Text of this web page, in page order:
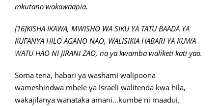
mkutano wakawaapia.
[16]KISHA IKAWA, MWISHO WA SIKU YA TATU BAADA YA
KUFANYA HILO AGANO NAO, WALISIKIA HABARI YA KUWA
WATU HAO NI JIRANI ZAO, na ya kwamba waliketi kati yao.
Soma tena, habari ya washami walipoona
wameshindwa mbele ya Israeli walitenda kwa hila,
wakajifanya wanataka amani…kumbe ni maadui.